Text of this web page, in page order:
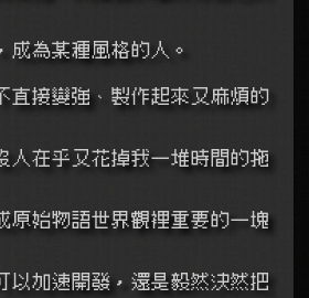
成為某種風格的人。
直接變強、製作起來又麻煩的
人在乎又花掉我一堆時間的拖
原始物語世界觀裡重要的一塊
以加速開發，還是毅然決然把